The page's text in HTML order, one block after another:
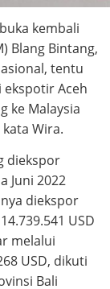
kembali
Blang Bintang,
tentu
Aceh
ke Malaysia
Wira.
diekspor
Juni 2022
diekspor
USD
melalui
USD, dikuti
Bali